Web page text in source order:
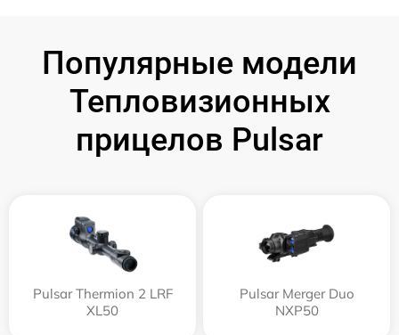
Популярные модели
Тепловизионных
прицелов Pulsar
Pulsar Thermion 2 LRF
XL50
Pulsar Merger Duo
NXP50